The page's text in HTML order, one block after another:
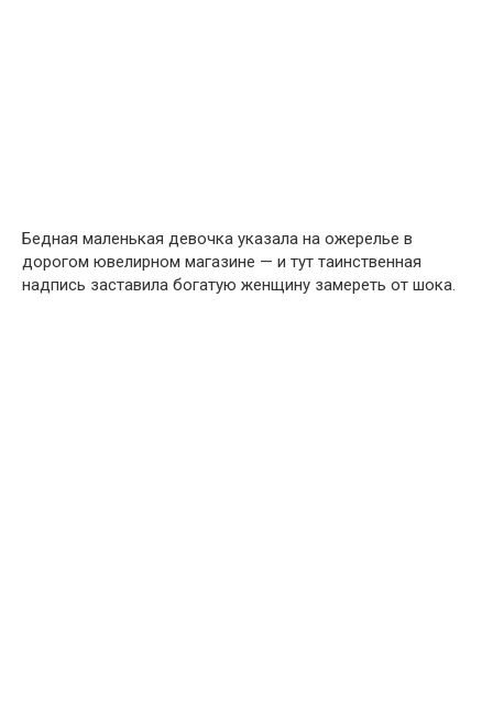
Бедная маленькая девочка указала на ожерелье в
дорогом ювелирном магазине — и тут таинственная
надпись заставила богатую женщину замереть от шока.